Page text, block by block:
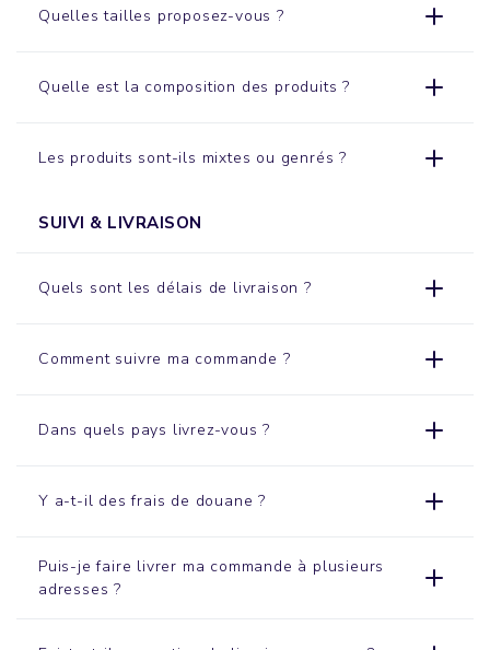
Quelles tailles proposez-vous ?
Quelle est la composition des produits ?
Les produits sont-ils mixtes ou genrés ?
SUIVI & LIVRAISON
Quels sont les délais de livraison ?
Comment suivre ma commande ?
Dans quels pays livrez-vous ?
Y a-t-il des frais de douane ?
Puis-je faire livrer ma commande à plusieurs
adresses ?